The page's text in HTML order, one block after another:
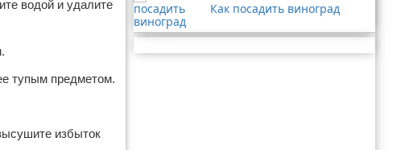
водой и удалите
тупым предметом.
избыток
Как посадить виноград